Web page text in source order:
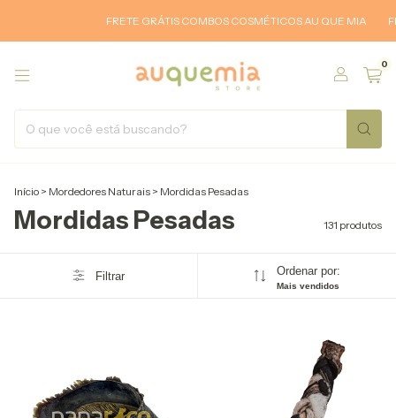
FRETE GRÁTIS COMBOS COSMÉTICOS AU QUE MIA FRETE
0
Início > Mordedores Naturais > Mordidas Pesadas
Mordidas Pesadas 131 produtos
Filtrar Ordenar por:
Mais vendidos